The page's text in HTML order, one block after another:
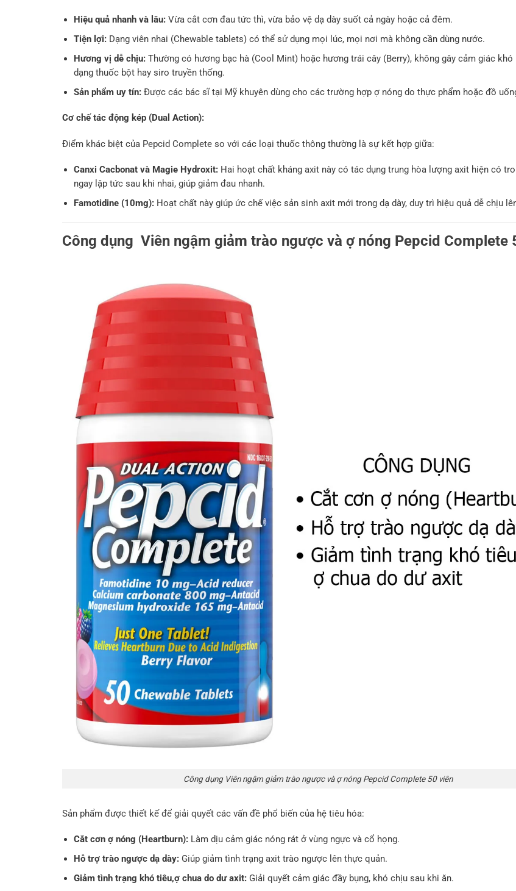
Hiệu quả nhanh và lâu: Vừa cắt cơn đau tức thì, vừa bảo vệ dạ dày suốt cả ngày hoặc cả đêm.
Tiện lợi: Dạng viên nhai (Chewable tablets) có thể sử dụng mọi lúc, mọi nơi mà không cần dùng nước.
Hương vị dễ chịu: Thường có hương bạc hà (Cool Mint) hoặc hương trái cây (Berry), không gây cảm giác khó
dạng thuốc bột hay siro truyền thống.
Sản phẩm uy tín: Được các bác sĩ tại Mỹ khuyên dùng cho các trường hợp ợ nóng do thực phẩm hoặc đồ
Cơ chế tác động kép (Dual Action):
Điểm khác biệt của Pepcid Complete so với các loại thuốc thông thường là sự kết hợp giữa:
Canxi Cacbonat và Magie Hydroxit: Hai hoạt chất kháng axit này có tác dụng trung hòa lượng axit hiện có
ngay lập tức sau khi nhai, giúp giảm đau nhanh.
Famotidine (10mg): Hoạt chất này giúp ức chế việc sản sinh axit mới trong dạ dày, duy trì hiệu quả dễ chịu
Công dụng Viên ngậm giảm trào ngược và ợ nóng Pepcid Complete
Công dụng Viên ngậm giảm trào ngược và ợ nóng Pepcid Complete 50 viên
Sản phẩm được thiết kế để giải quyết các vấn đề phổ biến của hệ tiêu hóa:
Cắt cơn ợ nóng (Heartburn): Làm dịu cảm giác nóng rát ở vùng ngực và cổ họng.
Hỗ trợ trào ngược dạ dày: Giúp giảm tình trạng axit trào ngược lên thực quản.
Giảm tình trạng khó tiêu,ợ chua do dư axit: Giải quyết cảm giác đầy bụng, khó chịu sau khi ăn.